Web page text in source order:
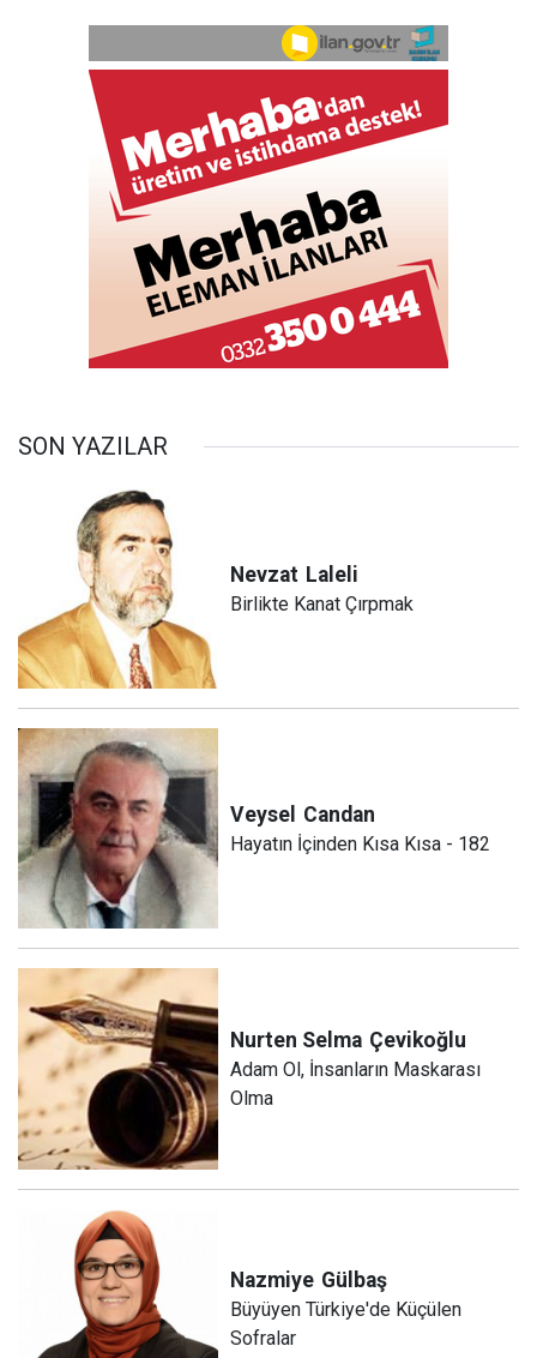
SON YAZILAR
Nevzat Laleli
Birlikte Kanat Çırpmak
Veysel Candan
Hayatın İçinden Kısa Kısa - 182
Nurten Selma Çevikoğlu
Adam Ol, İnsanların Maskarası
Olma
Nazmiye Gülbaş
Büyüyen Türkiye'de Küçülen
Sofralar